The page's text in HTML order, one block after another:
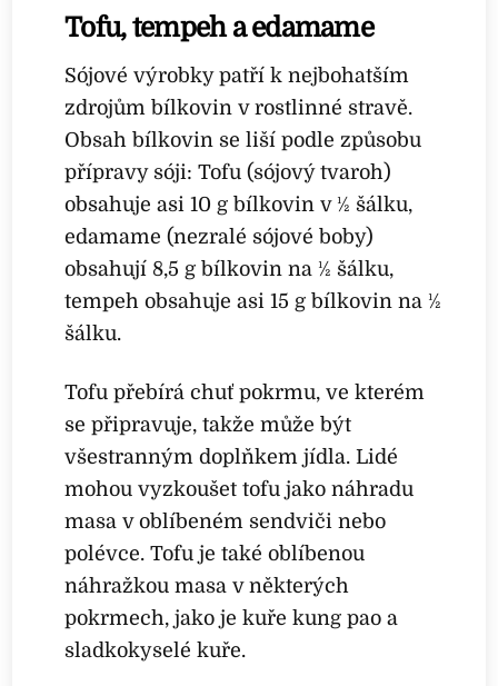
Tofu, tempeh a edamame
Sójové výrobky patří k nejbohatším
zdrojům bílkovin v rostlinné stravě.
Obsah bílkovin se liší podle způsobu
přípravy sóji: Tofu (sójový tvaroh)
obsahuje asi 10 g bílkovin v ½ šálku,
edamame (nezralé sójové boby)
obsahují 8,5 g bílkovin na ½ šálku,
tempeh obsahuje asi 15 g bílkovin na ½
šálku.
Tofu přebírá chuť pokrmu, ve kterém
se připravuje, takže může být
všestranným doplňkem jídla. Lidé
mohou vyzkoušet tofu jako náhradu
masa v oblíbeném sendviči nebo
polévce. Tofu je také oblíbenou
náhražkou masa v některých
pokrmech, jako je kuře kung pao a
sladkokyselé kuře.